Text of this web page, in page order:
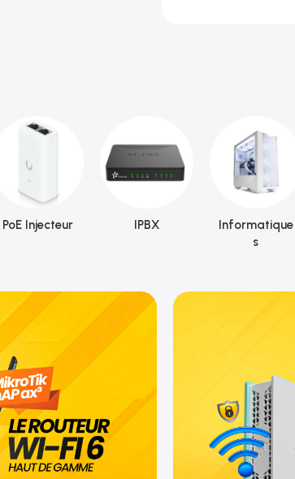
PoE Injecteur IPBX
Informatique
s